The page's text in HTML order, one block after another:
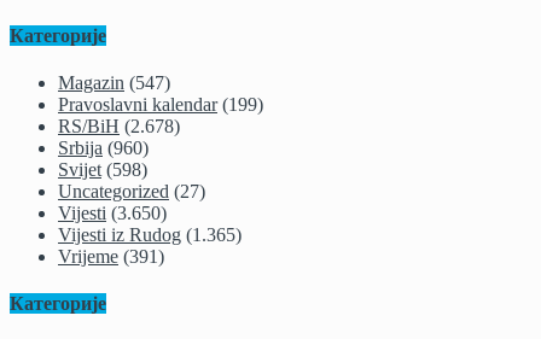
Категорије
Magazin (547)
Pravoslavni kalendar(199)
RS/BiH (2.678)
Srbija (960)
Svijet (598)
Uncategorized (27)
Vijesti (3.650)
Vijesti iz Rudog (1.365)
Vrijeme (391)
Категорије